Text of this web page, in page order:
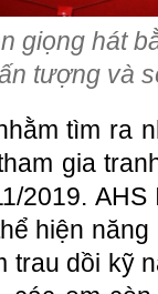
giọng hát
tượng và
tìm ra
gia
2019.
hiện
trau dồi kỹ